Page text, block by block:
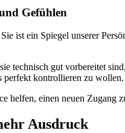
Gefühlen
ist ein Spiegel unserer
technisch gut vorbereitet
perfekt kontrollieren zu wollen.
helfen, einen neuen Zugang
Ausdruck